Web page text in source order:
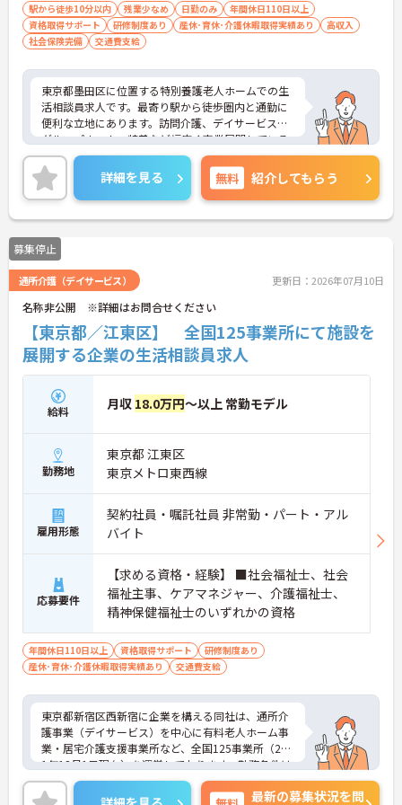
駅から徒歩10分以内 残業少なめ 日勤のみ
年間休日110日以上
資格取得サポート
研修制度あり 産休･育休･介護休暇取得実績あり
高収入
社会保険完備
交通費支給
東京都墨田区に位置する特別養護老人ホームでの生
活相談員求人です。最寄り駅から徒歩圏内と通勤に
便利な立地にあります。訪問介護、デイサービス、
グループホーム、特養など幅広く事業展開している
法人が運営していることもあり、母体の安定感は抜
群です。少人数で共同生活を送ることにより、認知
症の症状の進行を緩和とよりよい日常生活を送るこ
とを大切にしているため、1人1人の利用者さまをし
っかりとみることができます。ご興味のある方はお
気軽にお問い合わせ下さいませ。
詳細を見る 無料 紹介してもらう
募集停止
通所介護（デイサービス） 更新日：2026年07月10日
名称非公開 ※詳細はお問合せください
【東京都／江東区】 全国125事業所にて施設を
展開する企業の生活相談員求人
給料 月収 18.0万円～以上 常勤モデル
勤務地
東京都 江東区
東京メトロ東西線
雇用形態
契約社員・嘱託社員 非常勤・パート・アル
バイト
応募要件
【求める資格・経験】 ■社会福祉士、社会
福祉主事、ケアマネジャー、介護福祉士、
精神保健福祉士のいずれかの資格
年間休日110日以上 資格取得サポート
研修制度あり
産休･育休･介護休暇取得実績あり
交通費支給
東京都新宿区西新宿に企業を構える同社は、通所介
護事業（デイサービス）を中心に有料老人ホーム事
業・居宅介護支援事業所など、全国125事業所（201
1年12月1日現在）を運営しております。勤務条件は
日勤のみで残業はありませんので、仕事とプライベ
ートが両立できる環境があります。また、ブランク最新の募集状況を問